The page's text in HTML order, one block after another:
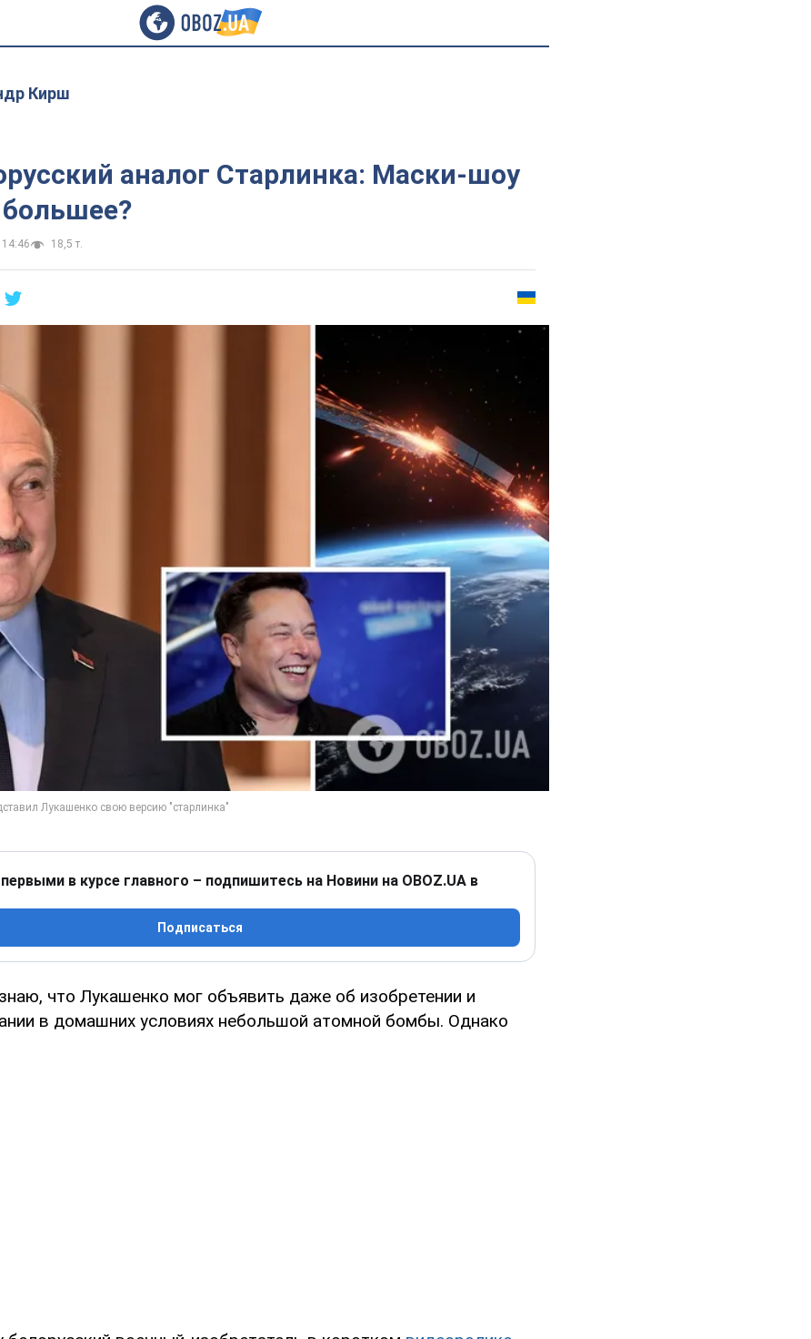
Кирш
аналог Старлинка: Маски-шоу
18,5 т.
в курсе главного – подпишитесь на Новини на OBOZ.UA в
Подписаться
что Лукашенко мог объявить даже об изобретении и
в домашних условиях небольшой атомной бомбы. Однако